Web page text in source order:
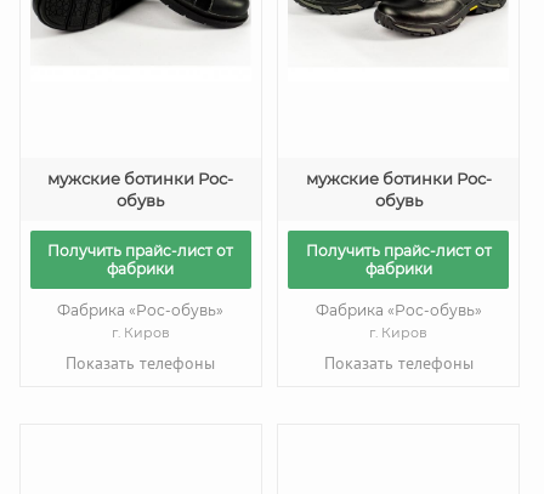
мужские ботинки Рос-
обувь
Получить прайс-лист от
фабрики
Фабрика «Рос-обувь»
г. Киров
Показать телефоны
мужские ботинки Рос-
обувь
Получить прайс-лист от
фабрики
Фабрика «Рос-обувь»
г. Киров
Показать телефоны